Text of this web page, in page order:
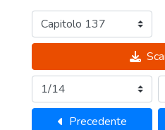
Precedente